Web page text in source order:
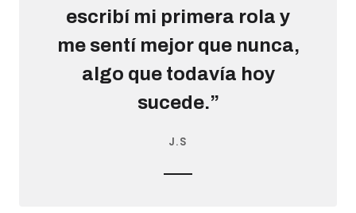
escribí mi primera rola y
me sentí mejor que nunca,
algo que todavía hoy
sucede.”
J.S